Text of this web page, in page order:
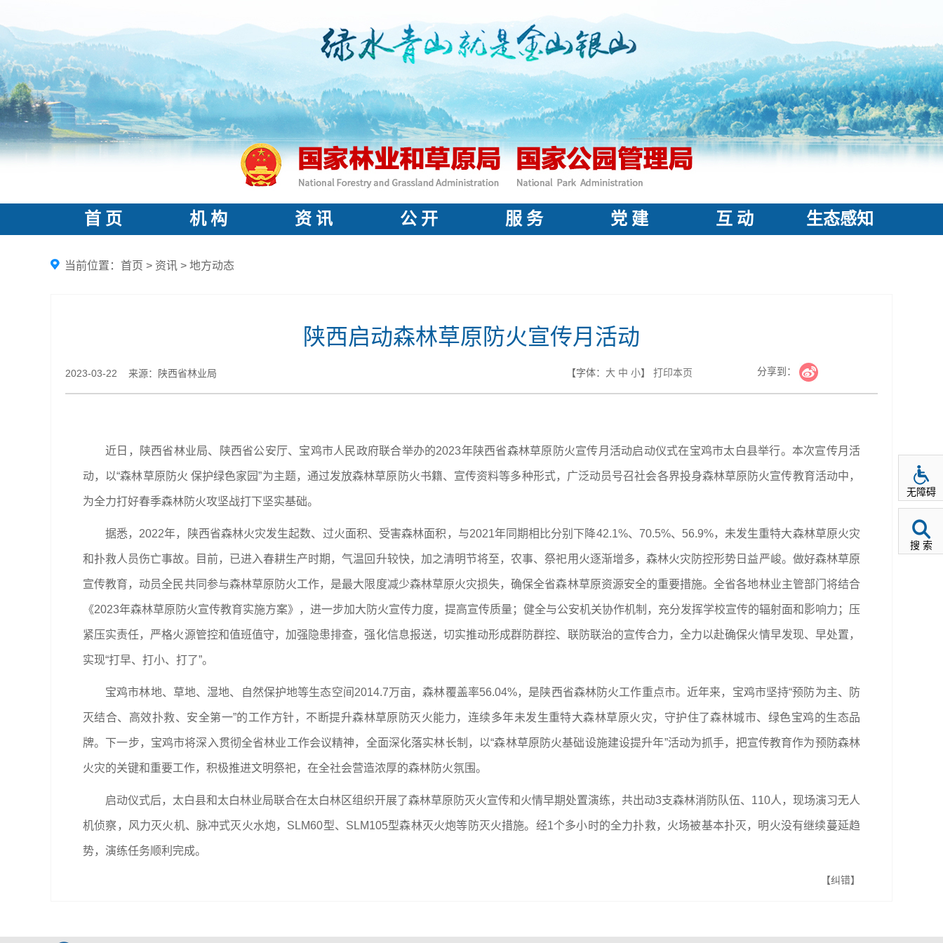
首 页 机 构 资 讯 公 开 服 务 党 建 互 动 生态感知
当前位置： 首页 > 资讯 > 地方动态
陕西启动森林草原防火宣传月活动
2023-03-22 来源：陕西省林业局 【字体： 大 中 小】 打印本页 分享到：
近日，陕西省林业局、陕西省公安厅、宝鸡市人民政府联合举办的2023年陕西省森林草原防火宣传月活动启动仪式在宝鸡市太白县举行。本次宣传月活
动，以“森林草原防火 保护绿色家园”为主题，通过发放森林草原防火书籍、宣传资料等多种形式，广泛动员号召社会各界投身森林草原防火宣传教育活动中，
为全力打好春季森林防火攻坚战打下坚实基础。
据悉，2022年，陕西省森林火灾发生起数、过火面积、受害森林面积，与2021年同期相比分别下降42.1%、70.5%、56.9%，未发生重特大森林草原火灾
和扑救人员伤亡事故。目前，已进入春耕生产时期，气温回升较快，加之清明节将至，农事、祭祀用火逐渐增多，森林火灾防控形势日益严峻。做好森林草原
宣传教育，动员全民共同参与森林草原防火工作，是最大限度减少森林草原火灾损失，确保全省森林草原资源安全的重要措施。全省各地林业主管部门将结合
《2023年森林草原防火宣传教育实施方案》，进一步加大防火宣传力度，提高宣传质量；健全与公安机关协作机制，充分发挥学校宣传的辐射面和影响力；压
紧压实责任，严格火源管控和值班值守，加强隐患排查，强化信息报送，切实推动形成群防群控、联防联治的宣传合力，全力以赴确保火情早发现、早处置，
实现“打早、打小、打了”。
宝鸡市林地、草地、湿地、自然保护地等生态空间2014.7万亩，森林覆盖率56.04%，是陕西省森林防火工作重点市。近年来，宝鸡市坚持“预防为主、防
灭结合、高效扑救、安全第一”的工作方针，不断提升森林草原防灭火能力，连续多年未发生重特大森林草原火灾，守护住了森林城市、绿色宝鸡的生态品
牌。下一步，宝鸡市将深入贯彻全省林业工作会议精神，全面深化落实林长制，以“森林草原防火基础设施建设提升年”活动为抓手，把宣传教育作为预防森林
火灾的关键和重要工作，积极推进文明祭祀，在全社会营造浓厚的森林防火氛围。
启动仪式后，太白县和太白林业局联合在太白林区组织开展了森林草原防灭火宣传和火情早期处置演练，共出动3支森林消防队伍、110人，现场演习无人
机侦察，风力灭火机、脉冲式灭火水炮，SLM60型、SLM105型森林灭火炮等防灭火措施。经1个多小时的全力扑救，火场被基本扑灭，明火没有继续蔓延趋
势，演练任务顺利完成。
【纠错】
无障碍
搜 索